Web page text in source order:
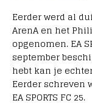
Eerder werd al
ArenA en het
opgenomen. EA
september
hebt kan je
Eerder schreven
EA SPORTS FC 25.